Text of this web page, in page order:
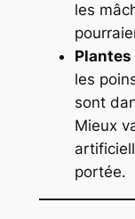
les
les
sont
Mieux
portée.